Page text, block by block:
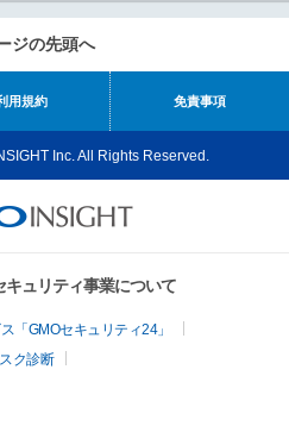
ジの先頭へ
用規約 免責事項
Inc. All Rights Reserved.
ュリティ事業について
「GMOセキュリティ24」
ク診断